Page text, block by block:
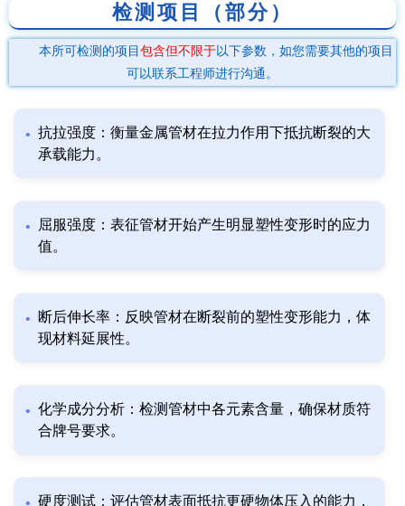
检测项目（部分）
本所可检测的项目 包含但不限于以下参数，如您需要其他的项目
可以联系工程师进行沟通。
抗拉强度：衡量金属管材在拉力作用下抵抗断裂的大
承载能力。
屈服强度：表征管材开始产生明显塑性变形时的应力
值。
断后伸长率：反映管材在断裂前的塑性变形能力，体
现材料延展性。
化学成分分析：检测管材中各元素含量，确保材质符
合牌号要求。
硬度测试：评估管材表面抵抗更硬物体压入的能力，